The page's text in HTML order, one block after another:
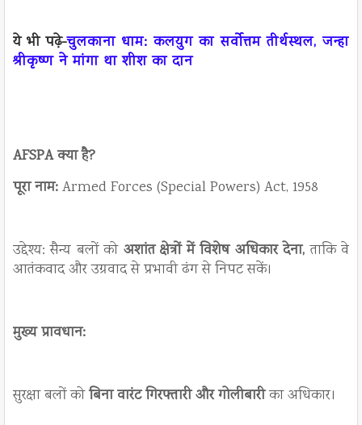
ये भी पढ़े-चुलकाना धाम: कलयुग का सर्वोत्तम तीर्थस्थल, जन्हा
श्रीकृष्ण ने मांगा था शीश का दान
AFSPA क्या है?
पूरा नाम:Armed Forces (Special Powers) Act, 1958
उद्देश्य: सैन्य बलों को अशांत क्षेत्रों में विशेष अधिकार देना, ताकि वे
आतंकवाद और उग्रवाद से प्रभावी ढंग से निपट सकें।
मुख्य प्रावधान:
सुरक्षा बलों कोबिना वारंट गिरफ्तारी और गोलीबारीका अधिकार।